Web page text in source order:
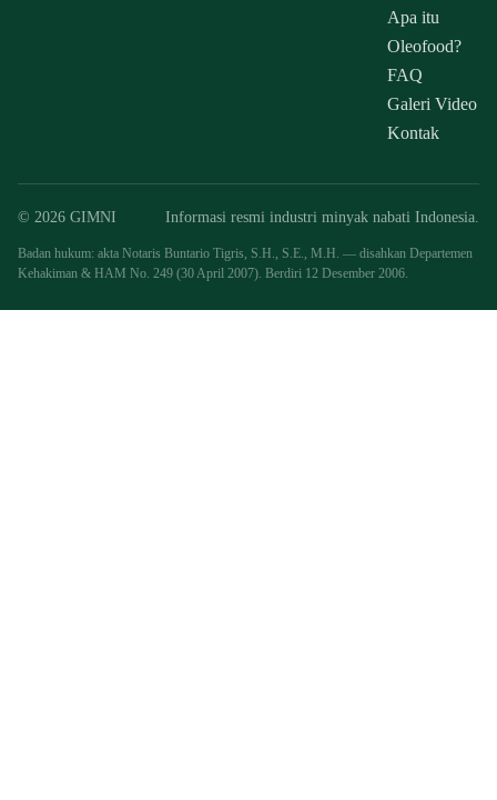
Apa itu
Oleofood?
FAQ
Galeri Video
Kontak
© 2026 GIMNI Informasi resmi industri minyak nabati Indonesia.
Badan hukum: akta Notaris Buntario Tigris, S.H., S.E., M.H. — disahkan Departemen
Kehakiman & HAM No. 249 (30 April 2007). Berdiri 12 Desember 2006.